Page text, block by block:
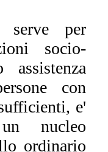
serve per
socio-
assistenza
con
e'
nucleo
ordinario